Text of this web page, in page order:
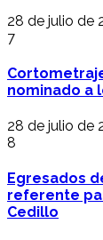
28 de julio de
7
nominado a
28 de julio de
8
Egresados
referente
Cedillo